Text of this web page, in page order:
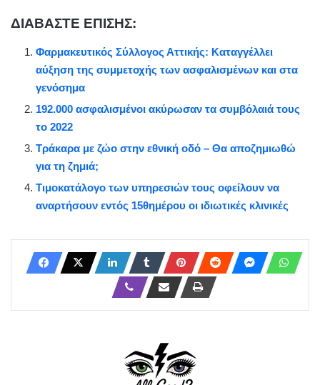
ΔΙΑΒΑΣΤΕ ΕΠΙΣΗΣ:
Φαρμακευτικός Σύλλογος Αττικής: Καταγγέλλει
αύξηση της συμμετοχής των ασφαλισμένων και στα
γενόσημα
192.000 ασφαλισμένοι ακύρωσαν τα συμβόλαιά τους
το 2022
Τράκαρα με ζώο στην εθνική οδό – Θα αποζημιωθώ
για τη ζημιά;
Τιμοκατάλογο των υπηρεσιών τους οφείλουν να
αναρτήσουν εντός 15θημέρου οι ιδιωτικές κλινικές